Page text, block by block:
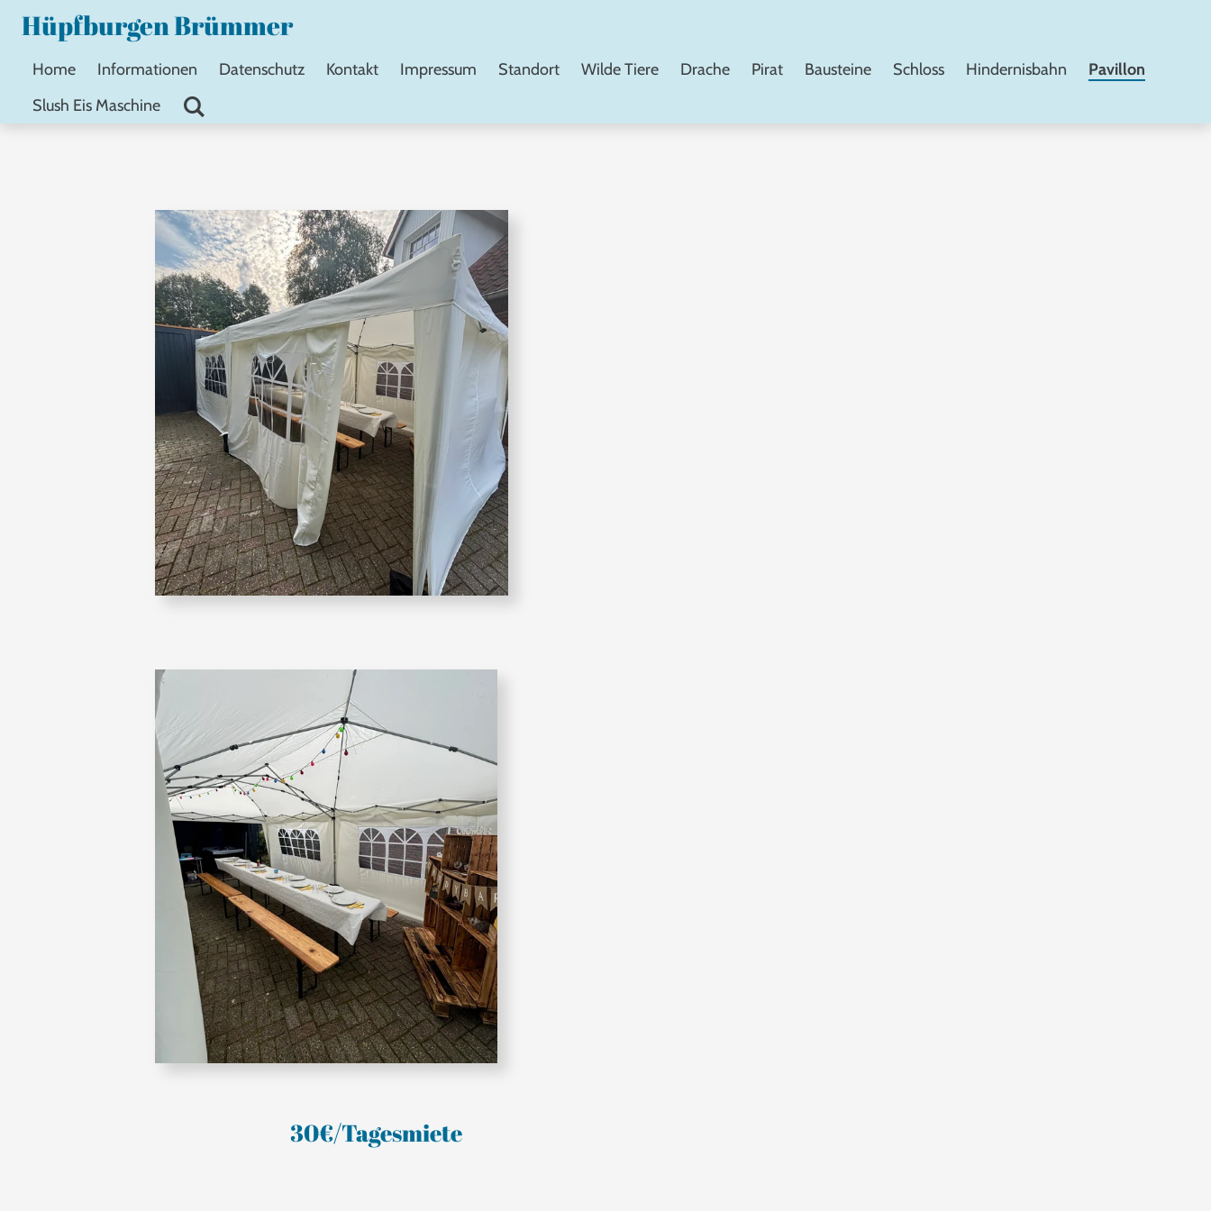
Zum
springen
Hüpfburgen Brümmer
Home Informationen Datenschutz Kontakt Impressum Standort Wilde Tiere Drache Pirat Bausteine Schloss Hindernisbahn
Pavillon
Slush Eis Maschine
30€/Tagesmiete